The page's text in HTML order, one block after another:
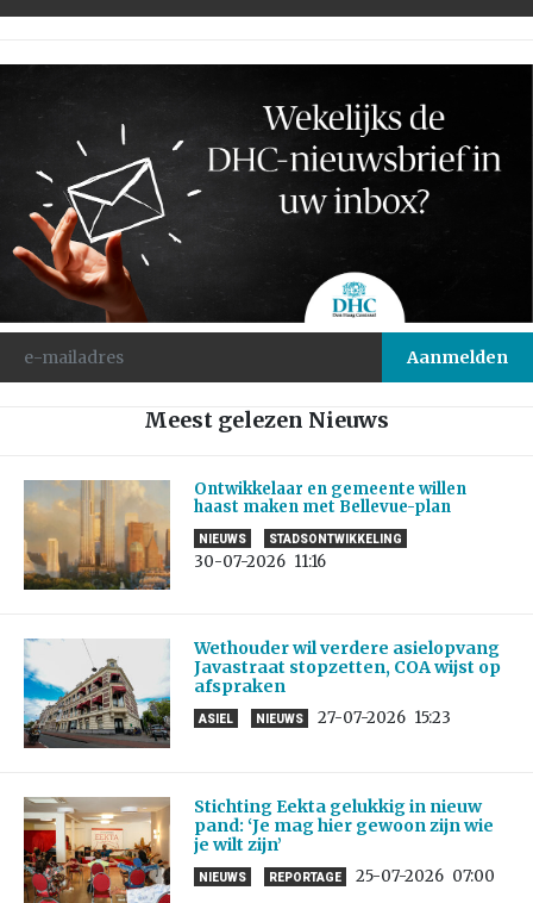
Meest gelezen Nieuws
Ontwikkelaar en gemeente willen
haast maken met Bellevue-plan
NIEUWS STADSONTWIKKELING
30-07-2026 11:16
Wethouder wil verdere asielopvang
Javastraat stopzetten, COA wijst op
afspraken
ASIEL NIEUWS 27-07-2026 15:23
Stichting Eekta gelukkig in nieuw
pand: ‘Je mag hier gewoon zijn wie
je wilt zijn’
NIEUWS REPORTAGE 25-07-2026 07:00